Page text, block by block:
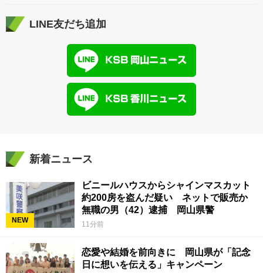
LINE友だち追加
新着ニュース
NEW
ビニールハウスからシャインマスカット
約200房を盗んだ疑い ネットで販売か
無職の男（42）逮捕 岡山県警
11分前
恋愛や結婚を前向きに 岡山県が「記念
日に想いを伝える」キャンペーン